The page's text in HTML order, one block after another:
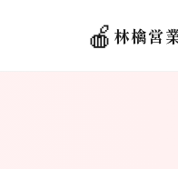
🍎 林檎営